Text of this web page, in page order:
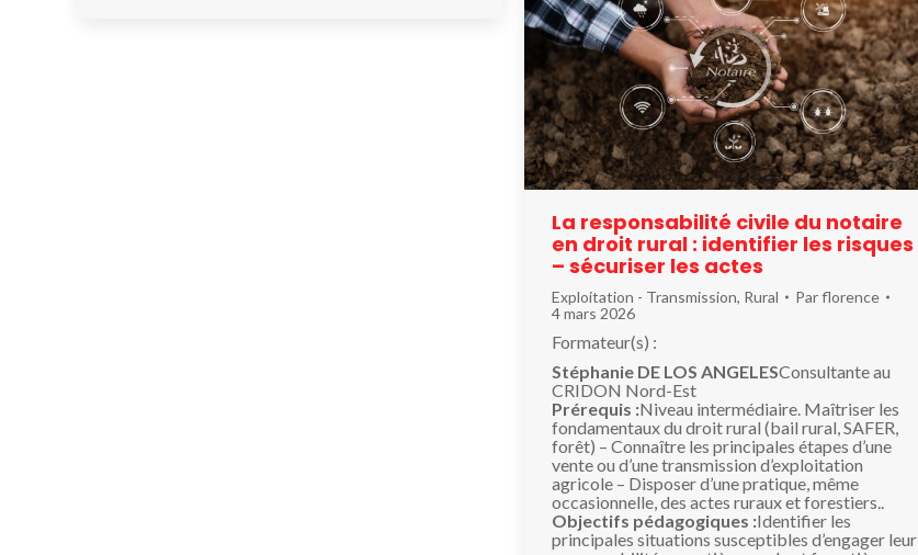
La responsabilité civile du notaire
en droit rural : identifier les risques
– sécuriser les actes
Exploitation - Transmission, Rural Parflorence
4 mars 2026
Formateur(s) :
Stéphanie DE LOS ANGELESConsultante au
CRIDON Nord-Est
Prérequis :Niveau intermédiaire. Maîtriser les
fondamentaux du droit rural (bail rural, SAFER,
forêt) – Connaître les principales étapes d’une
vente ou d’une transmission d’exploitation
agricole – Disposer d’une pratique, même
occasionnelle, des actes ruraux et forestiers..
Objectifs pédagogiques :Identifier les
principales situations susceptibles d’engager leur